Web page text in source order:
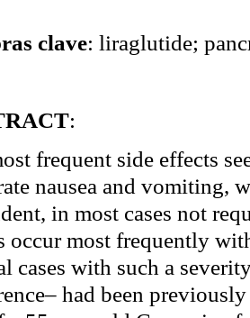
clave: liraglutide;
:
frequent side effects
nausea and vomiting,
in most cases not
occur most frequently
cases with such a
had been